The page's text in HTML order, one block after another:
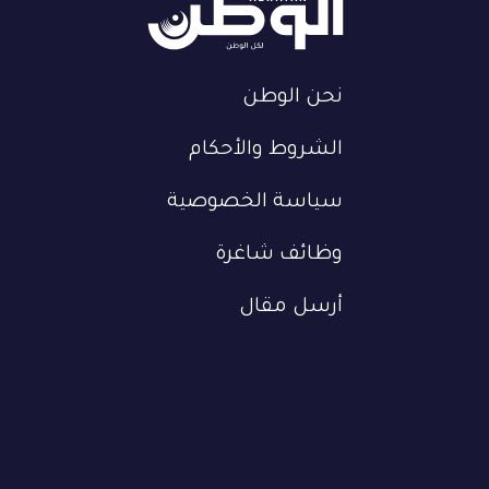
نحن الوطن
الشروط والأحكام
سياسة الخصوصية
وظائف شاغرة
أرسل مقال